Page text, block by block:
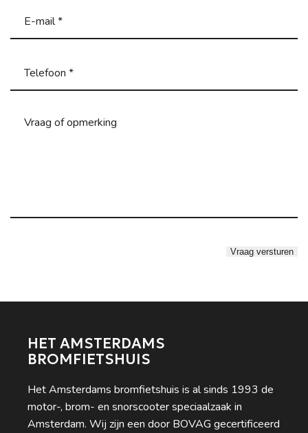
HET AMSTERDAMS
BROMFIETSHUIS
Het Amsterdams bromfietshuis is al sinds 1993 de
motor-, brom- en snorscooter speciaalzaak in
Amsterdam. Wij zijn een door BOVAG gecertificeerd